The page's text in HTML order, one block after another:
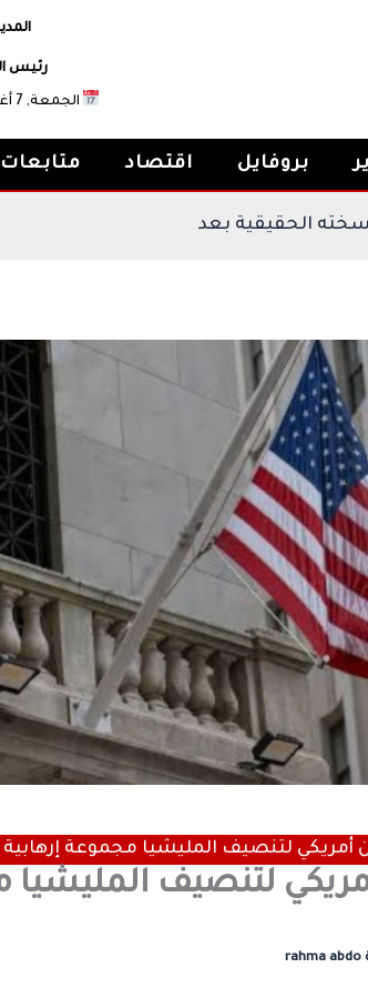
رئيس
الجمعة, 7 أغسطس 2026 -
بروفايل اقتصاد متابعات
لم يصل إلى نسخته الحقيقية بعد
أمريكي لتنصيف المليشيا مجموعة إرهابية
لتنصيف المليشيا
rahma abdo